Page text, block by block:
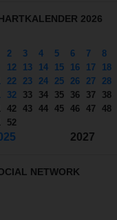
2026
2 3 4 5 6 7 8
12 13 14 15 16 17 18
22 23 24 25 26 27 28
32 33 34 35 36 37 38
42 43 44 45 46 47 48
52
2027
NETWORK